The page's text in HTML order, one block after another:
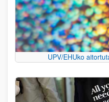
UPV/EHUko